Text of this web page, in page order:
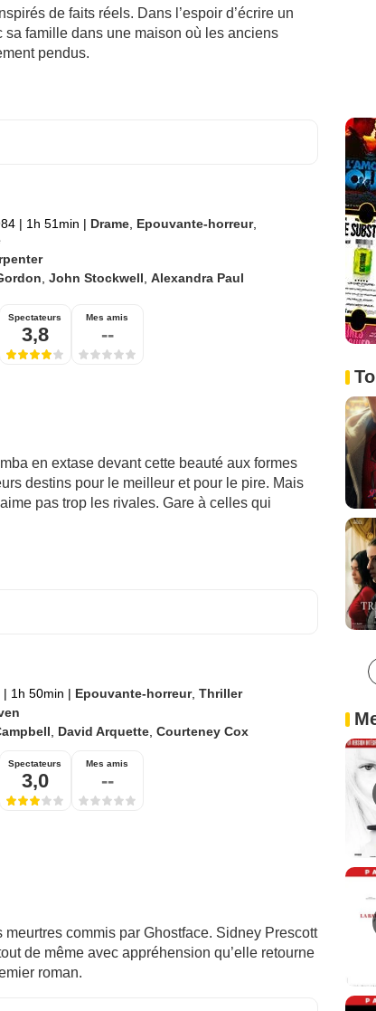
de faits réels. Dans l’espoir d’écrire un
famille dans une maison où les anciens
pendus.
| 1h 51min | Drame, Epouvante-horreur,
John Stockwell Alexandra Paul
Spectateurs
3,8
Mes amis
--
en extase devant cette beauté aux formes
destins pour le meilleur et pour le pire. Mais
pas trop les rivales. Gare à celles qui
| 1h 50min | Epouvante-horreur, Thriller
David Arquette, Courteney Cox
Spectateurs
3,0
Mes amis
--
commis par Ghostface. Sidney Prescott
de même avec appréhension qu’elle retourne
roman.